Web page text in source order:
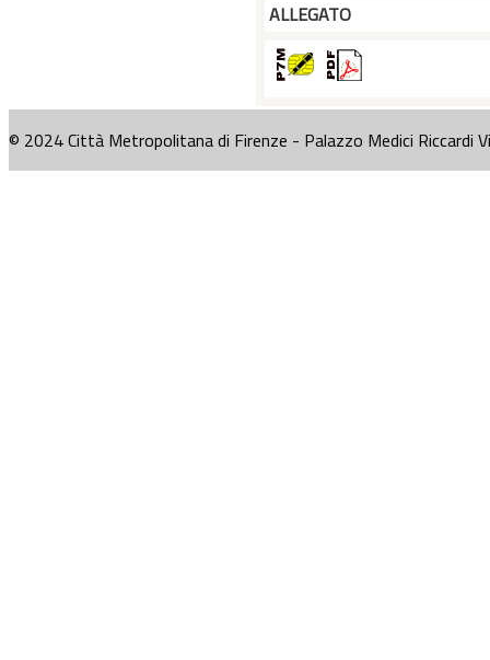
ALLEGATO
© 2024 Città Metropolitana di Firenze - Palazzo Medici Riccardi